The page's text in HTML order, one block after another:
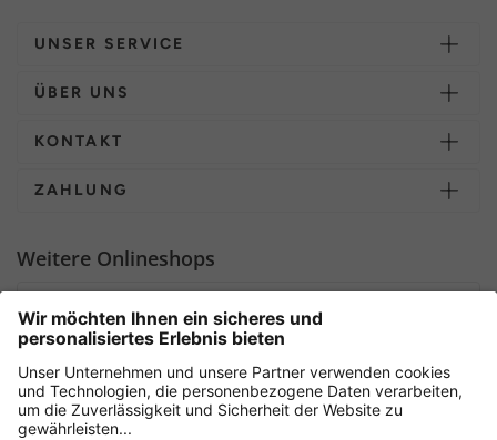
UNSER SERVICE
ÜBER UNS
KONTAKT
ZAHLUNG
Weitere Onlineshops
Sicher einkaufen mit